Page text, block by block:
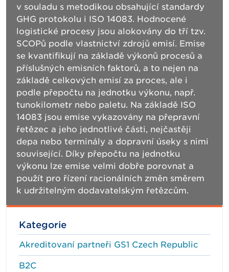
v souladu s metodikou obsahující standardy
GHG protokolu i ISO 14083. Hodnocené
logistické procesy jsou alokovány do tří tzv.
SCOPů podle vlastnictví zdrojů emisí. Emise
se kvantifikují na základě výkonů procesů a
příslušných emisních faktorů, a to nejen na
základě celkových emisí za proces, ale i
podle přepočtu na jednotku výkonu, např.
tunokilometr nebo paletu. Na základě ISO
14083 jsou emise vykazovány na přepravní
řetězec a jeho jednotlivé části, nejčastěji
depa nebo terminály a dopravní úseky s nimi
související. Díky přepočtu na jednotku
výkonu lze emise velmi dobře porovnat a
použít pro řízení racionálních změn směrem
k udržitelným dodavatelským řetězcům.
Kategorie
Akreditovaní partneři GS1 Czech Republic
B2C